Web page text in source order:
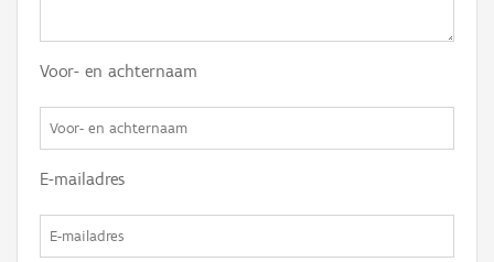
Voor- en achternaam
E-mailadres